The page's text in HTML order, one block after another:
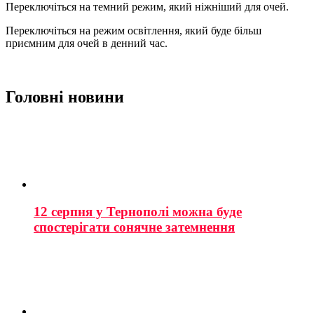
Переключіться на темний режим, який ніжніший для очей.
Переключіться на режим освітлення, який буде більш
приємним для очей в денний час.
Головні новини
12 серпня у Тернополі можна буде
спостерігати сонячне затемнення